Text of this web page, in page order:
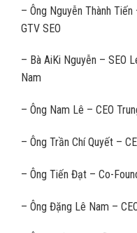
– Ông Nguyễn Thành
GTV SEO
– Bà AiKi Nguyễn – SEO
Nam
– Ông Nam Lê – CEO
– Ông Trần Chí Quyết –
– Ông Tiến Đạt – Co-
– Ông Đặng Lê Nam –